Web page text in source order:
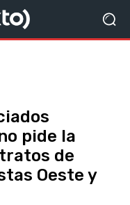
pide la
de
Oeste y